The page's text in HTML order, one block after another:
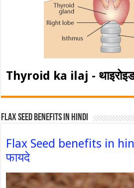
Thyroid ka ilaj -
Flax Seed Benefits in hindi
Flax Seed benefits in
फायदे